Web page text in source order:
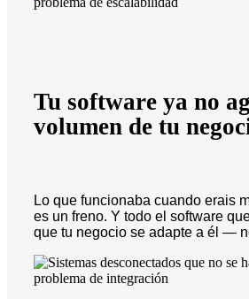
Tu software ya no
volumen de tu
Lo que funcionaba cuando erais
es un freno. Y todo el software
que tu negocio se adapte a él —